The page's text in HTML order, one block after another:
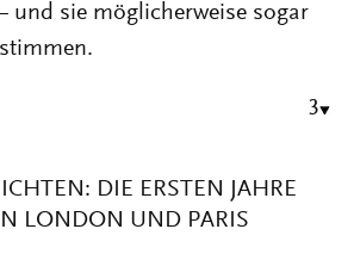
und sie möglicherweise sogar
3
DIE ERSTEN JAHRE D
LONDON UND PARIS